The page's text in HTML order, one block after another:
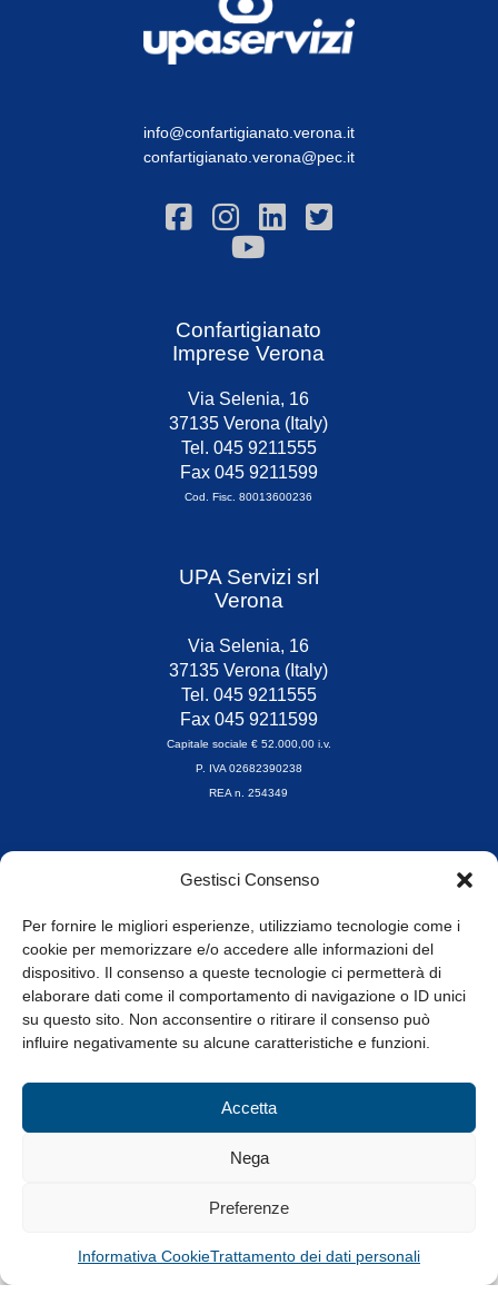
Gestisci Consenso
Per fornire le migliori esperienze, utilizziamo tecnologie come i
cookie per memorizzare e/o accedere alle informazioni del
dispositivo. Il consenso a queste tecnologie ci permetterà di
elaborare dati come il comportamento di navigazione o ID unici
su questo sito. Non acconsentire o ritirare il consenso può
influire negativamente su alcune caratteristiche e funzioni.
Accetta
Nega
Preferenze
Informativa CookieTrattamento dei dati personali
info@confartigianato.verona.it
confartigianato.verona@pec.it
Confartigianato
Imprese Verona
Via Selenia, 16
37135 Verona (Italy)
Tel. 045 9211555
Fax 045 9211599
Cod. Fisc. 80013600236
UPA Servizi srl
Verona
Via Selenia, 16
37135 Verona (Italy)
Tel. 045 9211555
Fax 045 9211599
Capitale sociale € 52.000,00 i.v.
P. IVA 02682390238
REA n. 254349
Orari di apertura
8.30-13.00 / 14.00-17.30
Whistleblowing
© Tutti i diritti riservati
Privacy Policy e Cookie|Informativa Cookie